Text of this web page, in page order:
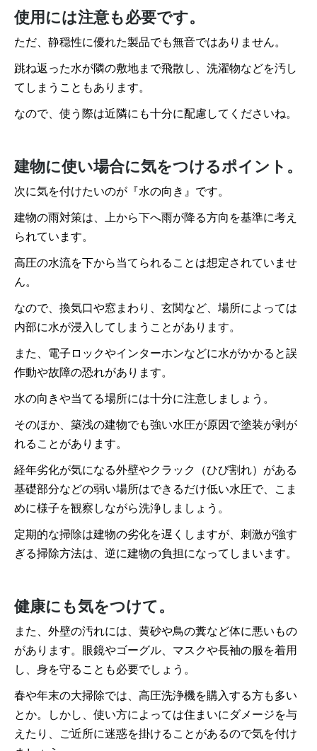
使用には注意も必要です。
ただ、静穏性に優れた製品でも無音ではありません。
跳ね返った水が隣の敷地まで飛散し、洗濯物などを汚し
てしまうこともあります。
なので、使う際は近隣にも十分に配慮してくださいね。
建物に使い場合に気をつけるポイント。
次に気を付けたいのが『水の向き』です。
建物の雨対策は、上から下へ雨が降る方向を基準に考え
られています。
高圧の水流を下から当てられることは想定されていませ
ん。
なので、換気口や窓まわり、玄関など、場所によっては
内部に水が浸入してしまうことがあります。
また、電子ロックやインターホンなどに水がかかると誤
作動や故障の恐れがあります。
水の向きや当てる場所には十分に注意しましょう。
そのほか、築浅の建物でも強い水圧が原因で塗装が剥が
れることがあります。
経年劣化が気になる外壁やクラック（ひび割れ）がある
基礎部分などの弱い場所はできるだけ低い水圧で、こま
めに様子を観察しながら洗浄しましょう。
定期的な掃除は建物の劣化を遅くしますが、刺激が強す
ぎる掃除方法は、逆に建物の負担になってしまいます。
健康にも気をつけて。
また、外壁の汚れには、黄砂や鳥の糞など体に悪いもの
があります。眼鏡やゴーグル、マスクや長袖の服を着用
し、身を守ることも必要でしょう。
春や年末の大掃除では、高圧洗浄機を購入する方も多い
とか。しかし、使い方によっては住まいにダメージを与
えたり、ご近所に迷惑を掛けることがあるので気を付け